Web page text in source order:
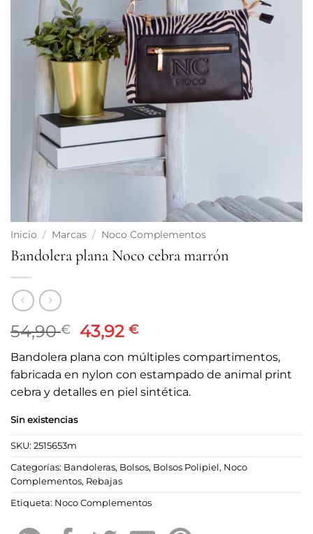
Inicio / Marcas / Noco Complementos
Bandolera plana Noco cebra marrón
54,90€
El
precio
original
era:
54,90 €.
43,92€El
actual
es:
43,92 €.
Bandolera plana con múltiples compartimentos,
fabricada en nylon con estampado de animal print
cebra y detalles en piel sintética.
Sin existencias
SKU: 2515653m
Categorías: Bandoleras, Bolsos, Bolsos Polipiel, Noco
Complementos, Rebajas
Etiqueta: Noco Complementos